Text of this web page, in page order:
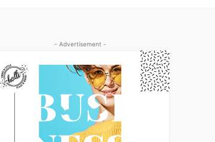
- Advertisement -